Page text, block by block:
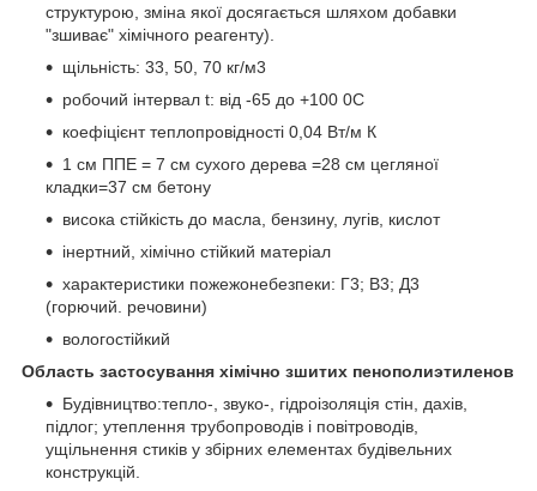
структурою, зміна якої досягається шляхом добавки
"зшиває" хімічного реагенту).
щільність: 33, 50, 70 кг/м3
робочий інтервал t: від -65 до +100 0С
коефіцієнт теплопровідності 0,04 Вт/м К
1 см ППЕ = 7 см сухого дерева =28 см цегляної
кладки=37 см бетону
висока стійкість до масла, бензину, лугів, кислот
інертний, хімічно стійкий матеріал
характеристики пожежонебезпеки: Г3; В3; Д3
(горючий. речовини)
вологостійкий
Область застосування хімічно зшитих пенополиэтиленов
Будівництво:тепло-, звуко-, гідроізоляція стін, дахів,
підлог; утеплення трубопроводів і повітроводів,
ущільнення стиків у збірних елементах будівельних
конструкцій.